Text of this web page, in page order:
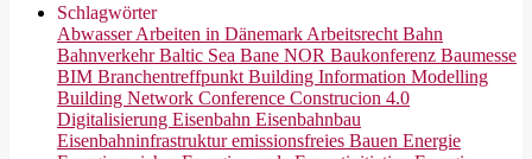
Schlagwörter
AbwasserArbeiten in Dänemark Arbeitsrecht Bahn
BahnverkehrBaltic Sea Bane NOR Baukonferenz Baumesse
BIM Branchentreffpunkt Building Information Modelling
Building Network Conference Construcion 4.0
Digitalisierung Eisenbahn Eisenbahnbau
Eisenbahninfrastrukturemissionsfreies Bauen Energie